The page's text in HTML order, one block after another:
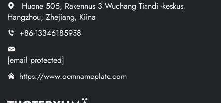
Huone 505, Rakennus 3 Wuchang Tiandi -keskus,
Hangzhou, Zhejiang, Kiina
+86-13346185958
[email protected]
https://www.oemnameplate.com